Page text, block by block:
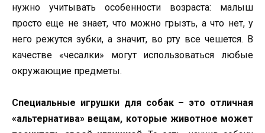
нужно учитывать особенности возраста: малыш
просто еще не знает, что можно грызть, а что нет, у
него режутся зубки, а значит, во рту все чешется. В
качестве «чесалки» могут использоваться любые
окружающие предметы.
Специальные игрушки для собак – это отличная
«альтернатива» вещам, которые животное может